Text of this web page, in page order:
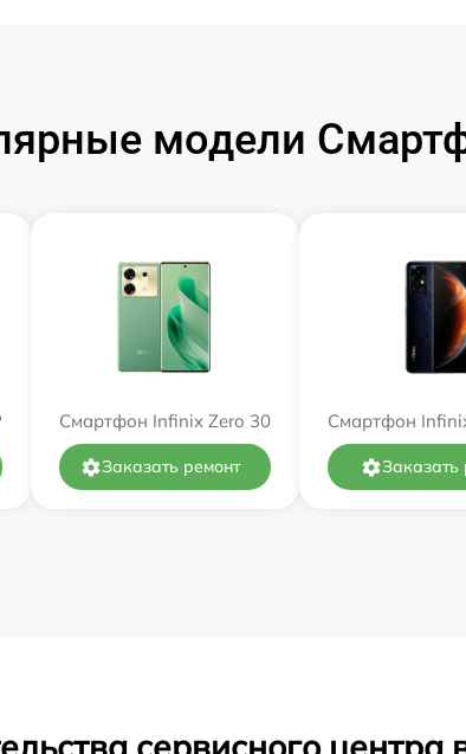
модели
Смартфон Infinix Zero 30
Заказать ремонт
Смартфон
Заказать